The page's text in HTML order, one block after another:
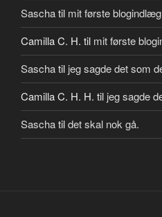
Saschatil mit første
Camilla C. H. til mit første
Saschatil jeg sagde det som
Camilla C. H. H. til jeg sagde
Saschatildet skal nok gå.